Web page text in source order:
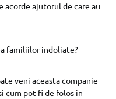
acorde ajutorul de care au
familiilor indoliate?
veni aceasta companie
cum pot fi de folos in